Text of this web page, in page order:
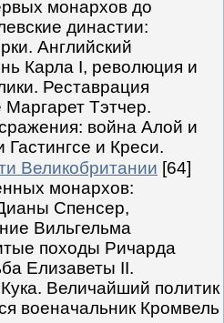
монархов до
династии:
Английский
Карла I, революция и
Реставрация
Тэтчер.
война Алой и
и Креси.
Великобритании [64]
монархов:
Спенсер,
Вильгельма
походы Ричарда
Елизаветы II.
Величайший политик
военачальник Кромвель